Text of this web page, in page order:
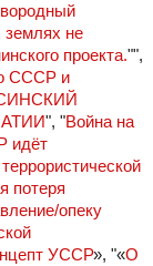
землях не
проекта."",
СССР и
", "Война на
идёт
потеря
опеку
УССР», "«О